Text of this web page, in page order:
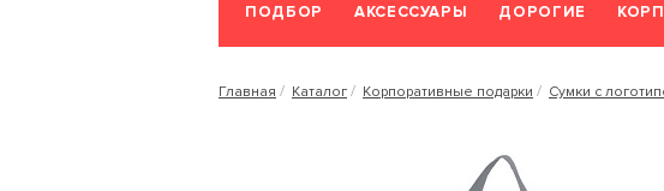
ПОДБОР АКСЕССУАРЫ ДОРОГИЕ
Главная Каталог Корпоративные подарки Сумки с